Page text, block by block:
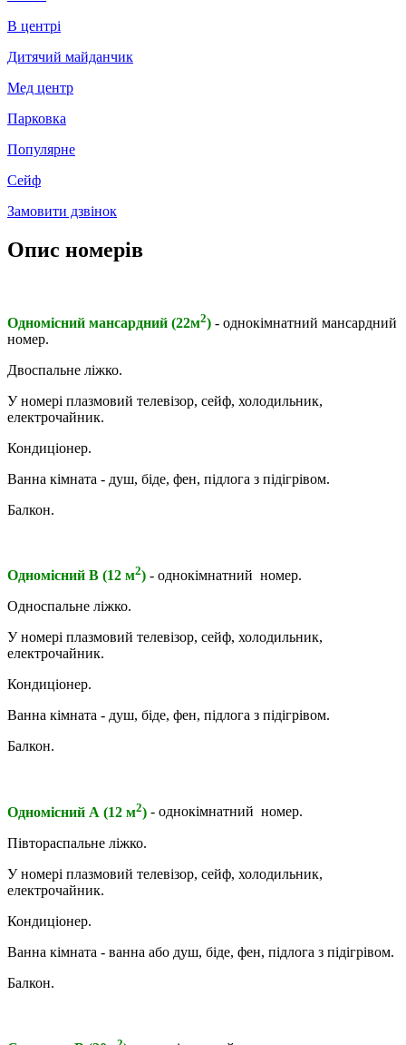
В центрі
Дитячий майданчик
Мед центр
Парковка
Популярне
Сейф
Замовити дзвінок
Опис номерів
Одномісний мансардний (22м2) - однокімнатний мансардний
номер.
Двоспальне ліжко.
У номері плазмовий телевізор, сейф, холодильник,
електрочайник.
Кондиціонер.
Ванна кімната - душ, біде, фен, підлога з підігрівом.
Балкон.
Одномісний В (12 м2) - однокімнатний номер.
Односпальне ліжко.
У номері плазмовий телевізор, сейф, холодильник,
електрочайник.
Кондиціонер.
Ванна кімната - душ, біде, фен, підлога з підігрівом.
Балкон.
Одномісний А (12 м2) - однокімнатний номер.
Півтораспальне ліжко.
У номері плазмовий телевізор, сейф, холодильник,
електрочайник.
Кондиціонер.
Ванна кімната - ванна або душ, біде, фен, підлога з підігрівом.
Балкон.